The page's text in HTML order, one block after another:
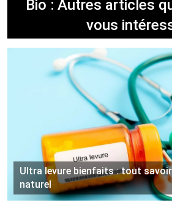
Bio : Autres articles
vous
Ultra levure bienfaits : tout
naturel